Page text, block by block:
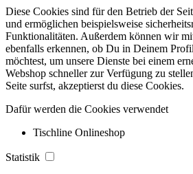
Diese Cookies sind für den Betrieb der
und ermöglichen beispielsweise
Funktionalitäten. Außerdem können wir
ebenfalls erkennen, ob Du in Deinem
möchtest, um unsere Dienste bei einem
Webshop schneller zur Verfügung zu
Seite surfst, akzeptierst du diese Cookies.
Dafür werden die Cookies verwendet
Tischline Onlineshop
Statistik